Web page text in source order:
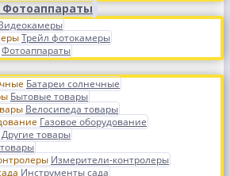
Трейл фотокамеры
Фотоаппараты
Батареи солнечные
Бытовые товары
Велосипеда товары
Газовое оборудование
Другие товары
Измерители-контролеры
Инструменты сада